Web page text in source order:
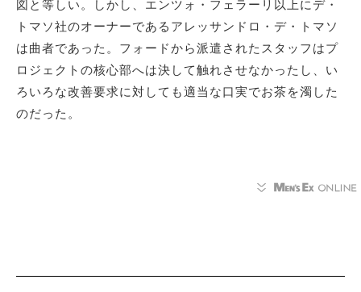
図と等しい。しかし、エンツォ・フェラーリ以上にデ・
トマソ社のオーナーであるアレッサンドロ・デ・トマソ
は曲者であった。フォードから派遣されたスタッフはプ
ロジェクトの核心部へは決して触れさせなかったし、い
ろいろな改善要求に対しても適当な口実でお茶を濁した
のだった。